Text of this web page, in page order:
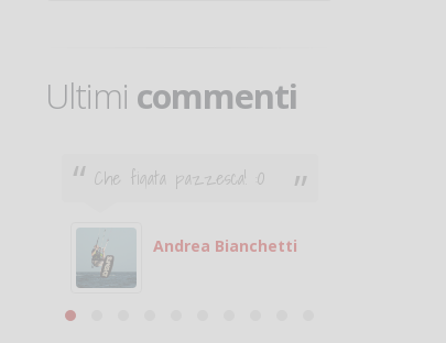
Ultimi commenti
Che figata pazzesca! :O
Andrea Bianchetti